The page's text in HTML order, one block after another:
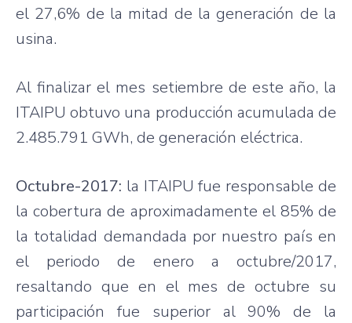
el 27,6% de la mitad de la generación de la
usina.
Al finalizar el mes setiembre de este año, la
ITAIPU obtuvo una producción acumulada de
2.485.791 GWh, de generación eléctrica.
Octubre-2017: la ITAIPU fue responsable de
la cobertura de aproximadamente el 85% de
la totalidad demandada por nuestro país en
el periodo de enero a octubre/2017,
resaltando que en el mes de octubre su
participación fue superior al 90% de la